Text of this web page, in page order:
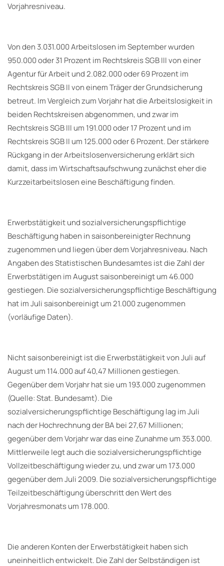
Vorjahresniveau.
Von den 3.031.000 Arbeitslosen im September wurden
950.000 oder 31 Prozent im Rechtskreis SGB III von einer
Agentur für Arbeit und 2.082.000 oder 69 Prozent im
Rechtskreis SGB II von einem Träger der Grundsicherung
betreut. Im Vergleich zum Vorjahr hat die Arbeitslosigkeit in
beiden Rechtskreisen abgenommen, und zwar im
Rechtskreis SGB III um 191.000 oder 17 Prozent und im
Rechtskreis SGB II um 125.000 oder 6 Prozent. Der stärkere
Rückgang in der Arbeitslosenversicherung erklärt sich
damit, dass im Wirtschaftsaufschwung zunächst eher die
Kurzzeitarbeitslosen eine Beschäftigung finden.
Erwerbstätigkeit und sozialversicherungspflichtige
Beschäftigung haben in saisonbereinigter Rechnung
zugenommen und liegen über dem Vorjahresniveau. Nach
Angaben des Statistischen Bundesamtes ist die Zahl der
Erwerbstätigen im August saisonbereinigt um 46.000
gestiegen. Die sozialversicherungspflichtige Beschäftigung
hat im Juli saisonbereinigt um 21.000 zugenommen
(vorläufige Daten).
Nicht saisonbereinigt ist die Erwerbstätigkeit von Juli auf
August um 114.000 auf 40,47 Millionen gestiegen.
Gegenüber dem Vorjahr hat sie um 193.000 zugenommen
(Quelle: Stat. Bundesamt). Die
sozialversicherungspflichtige Beschäftigung lag im Juli
nach der Hochrechnung der BA bei 27,67 Millionen;
gegenüber dem Vorjahr war das eine Zunahme um 353.000.
Mittlerweile legt auch die sozialversicherungspflichtige
Vollzeitbeschäftigung wieder zu, und zwar um 173.000
gegenüber dem Juli 2009. Die sozialversicherungspflichtige
Teilzeitbeschäftigung überschritt den Wert des
Vorjahresmonats um 178.000.
Die anderen Konten der Erwerbstätigkeit haben sich
uneinheitlich entwickelt. Die Zahl der Selbständigen ist